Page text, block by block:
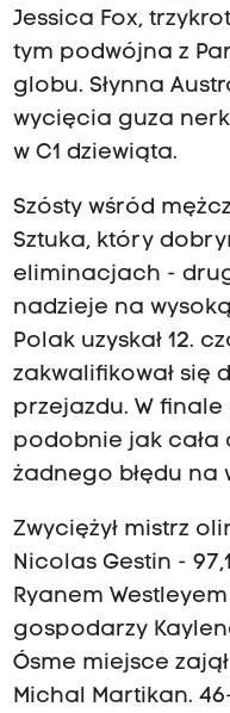
Jessica Fox,
tym podwójna z
globu. Słynna
wycięcia guza
w C1 dziewiąta.
Szósty wśród
Sztuka, który
eliminacjach -
nadzieje na
Polak uzyskał 12.
zakwalifikował się
przejazdu. W finale
podobnie jak cała
żadnego błędu na
Zwyciężył mistrz
Nicolas Gestin -
Ryanem
gospodarzy
Ósme miejsce
Michal Martikan.